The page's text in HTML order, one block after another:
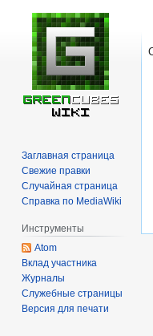
Заглавная страница
Свежие правки
Случайная страница
Справка по MediaWiki
Инструменты
Atom
Вклад участника
Журналы
Служебные страницы
Версия для печати